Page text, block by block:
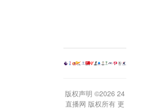
版权声明 ©2026 24
直播网 版权所有 更